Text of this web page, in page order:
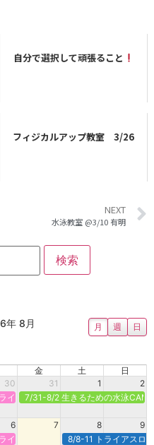
自分で選択して頑張ること
フィジカルアップ教室 3/26
NEXT
水泳教室 @3/10 有明
月 週 日
年 8月
金 土
日
30 31 1
2
市
ライアスロンで強くなる】定期オンラ
7/31-8/2 生きるための水泳
】定期オンライン＠火曜
6 7 8
9
】定期オンライン＠火曜
ライアスロンで強くなる】定期オンラ
8/8-11 トライアスロ